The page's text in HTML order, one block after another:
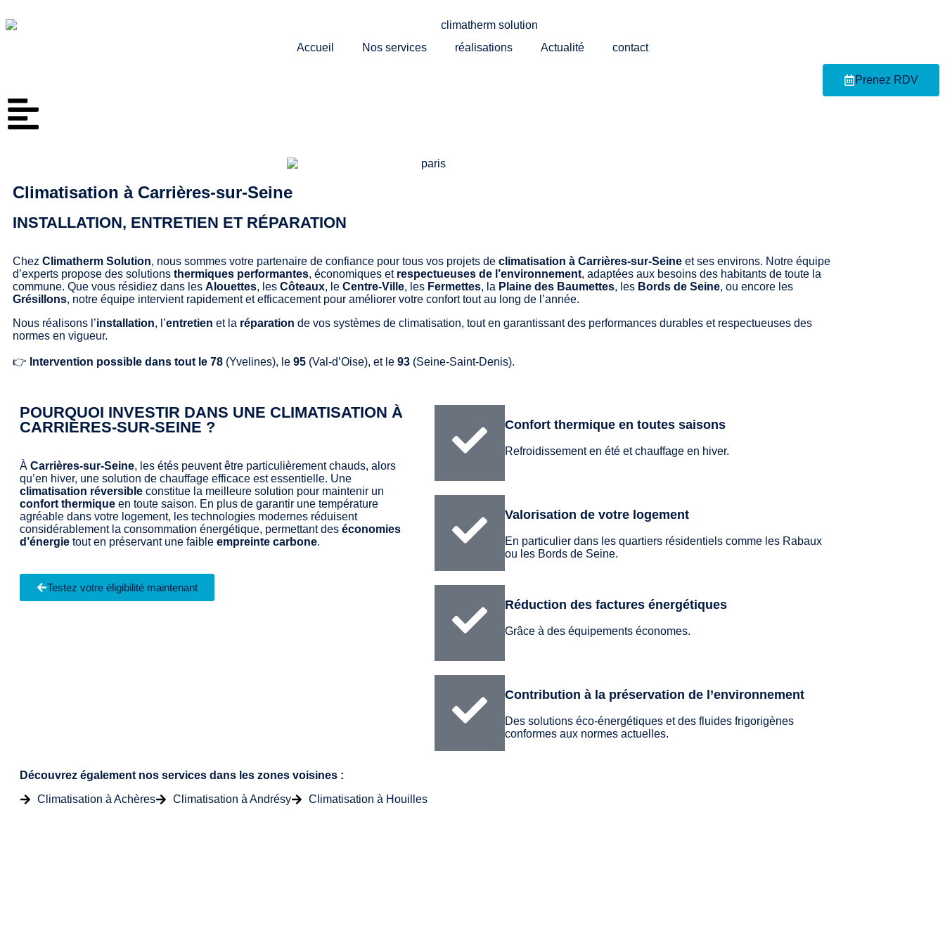
Accueil Nos services réalisations Actualité contact
Prenez RDV
Climatisation à Carrières-sur-Seine
INSTALLATION, ENTRETIEN ET RÉPARATION
Chez Climatherm Solution, nous sommes votre partenaire de confiance pour tous vos projets de climatisation à Carrières-sur-Seine et ses environs. Notre équipe
d’experts propose des solutions thermiques performantes, économiques et respectueuses de l’environnement, adaptées aux besoins des habitants de toute la
commune. Que vous résidiez dans les Alouettes, les Côteaux, le Centre-Ville, les Fermettes, la Plaine des Baumettes, les Bords de Seine, ou encore les
Grésillons, notre équipe intervient rapidement et efficacement pour améliorer votre confort tout au long de l’année.
Nous réalisons l’installation, l’entretien et la réparation de vos systèmes de climatisation, tout en garantissant des performances durables et respectueuses des
normes en vigueur.
👉 Intervention possible dans tout le 78 (Yvelines), le 95 (Val-d’Oise), et le 93 (Seine-Saint-Denis).
POURQUOI INVESTIR DANS UNE CLIMATISATION À
CARRIÈRES-SUR-SEINE ?
À Carrières-sur-Seine, les étés peuvent être particulièrement chauds, alors
qu’en hiver, une solution de chauffage efficace est essentielle. Une
climatisation réversible constitue la meilleure solution pour maintenir un
confort thermique en toute saison. En plus de garantir une température
agréable dans votre logement, les technologies modernes réduisent
considérablement la consommation énergétique, permettant des économies
d’énergie tout en préservant une faible empreinte carbone.
Testez votre éligibilité maintenant
Confort thermique en toutes saisons
Refroidissement en été et chauffage en hiver.
Valorisation de votre logement
En particulier dans les quartiers résidentiels comme les Rabaux
ou les Bords de Seine.
Réduction des factures énergétiques
Grâce à des équipements économes.
Contribution à la préservation de l’environnement
Des solutions éco-énergétiques et des fluides frigorigènes
conformes aux normes actuelles.
Découvrez également nos services dans les zones voisines :
Climatisation à Achères
Climatisation à Andrésy Climatisation à Houilles